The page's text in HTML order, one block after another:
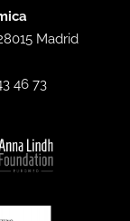
Madrid
46 73